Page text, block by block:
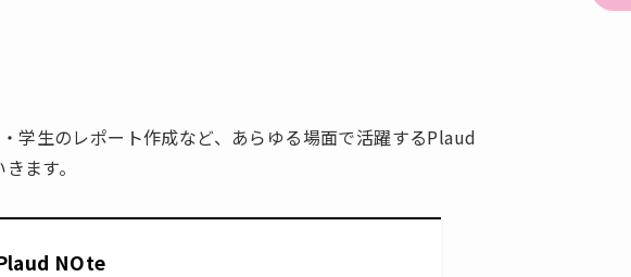
学生のレポート作成など、あらゆる場面で活躍するPlaud
ます。
NOte